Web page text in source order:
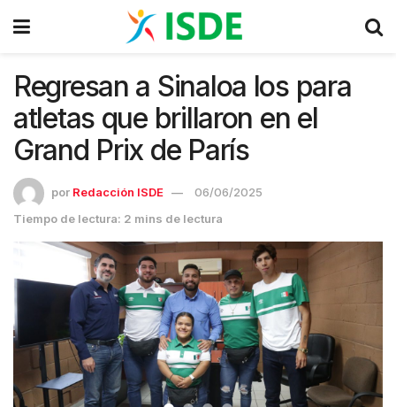
Regresan a Sinaloa los para
atletas que brillaron en el
Grand Prix de París
por Redacción ISDE
06/06/2025
Tiempo de lectura: 2 mins de lectura